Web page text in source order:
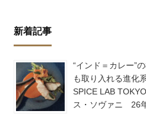
新着記事
“インド＝カレー”
も取り入れる進化
SPICE LAB
ス・ソヴァニ 26